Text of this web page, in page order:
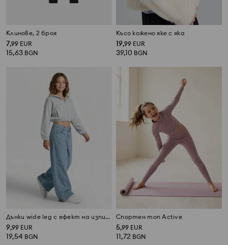
Клинове, 2 броя
7,99 EUR
15,63 BGN
Късо кожено яке с яка
19,99 EUR
39,10 BGN
Дънки wide leg с ефект на изпиране
9,99 EUR
19,54 BGN
Спортен топ Active
5,99 EUR
11,72 BGN